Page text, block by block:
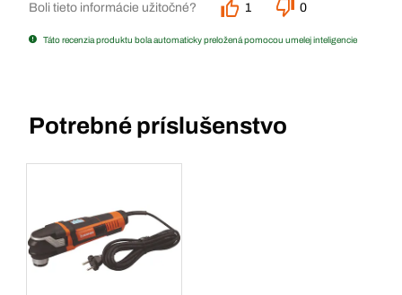
Boli tieto informácie užitočné? 1 0
Táto recenzia produktu bola automaticky preložená pomocou umelej inteligencie
Potrebné príslušenstvo